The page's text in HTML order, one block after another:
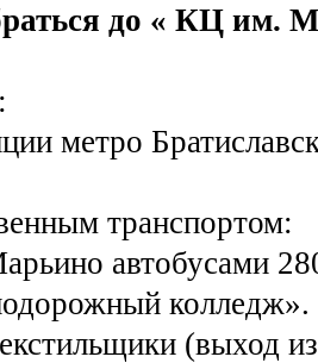
до « КЦ им.
метро
транспортом:
автобусами
колледж».
(выход